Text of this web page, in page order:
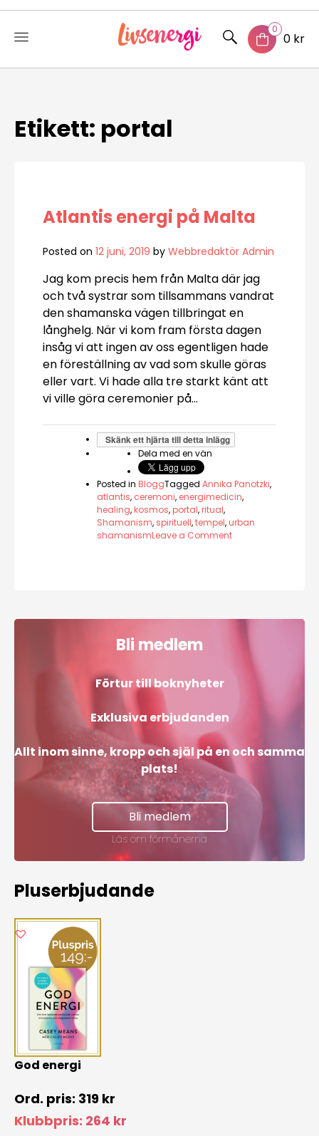
0
0 kr
Etikett: portal
Atlantis energi på Malta
Posted on 12 juni, 2019 by Webbredaktör Admin
Jag kom precis hem från Malta där jag
och två systrar som tillsammans vandrat
den shamanska vägen tillbringat en
långhelg. När vi kom fram första dagen
insåg vi att ingen av oss egentligen hade
en föreställning av vad som skulle göras
eller vart. Vi hade alla tre starkt känt att
vi ville göra ceremonier på…
Skänk ett hjärta till detta inlägg
Dela med en vän
Posted in BloggTagged Annika Panotzki,
atlantis, ceremoni, energimedicin,
healing,kosmos,portal,ritual,
Shamanism, spirituell,tempel,urban
shamanismLeave a Commenton
Bli medlem
Förtur till boknyheter
Exklusiva erbjudanden
Allt inom sinne, kropp och själ på en och samma
plats!
Bli medlem
Läs om förmånerna
Pluserbjudande
God energi
319 kr
Klubbpris: 264 kr